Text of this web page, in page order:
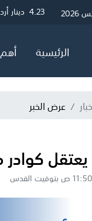
3 دولار4.05 جنيه 4.23 دينار
الرئيسية أهم
عرض الخبر
يعتقل